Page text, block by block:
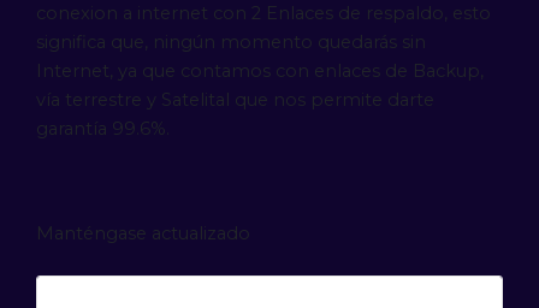
conexion a internet con 2 Enlaces de respaldo, esto
significa que, ningún momento quedarás sin
Internet, ya que contamos con enlaces de Backup,
vía terrestre y Satelital que nos permite darte
garantía 99.6%.
Manténgase actualizado